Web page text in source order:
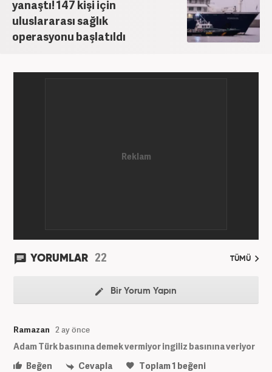
'Gündem Editörü' olarak görevine devam
etmektedir.
yanaştı! 147 kişi için
uluslararası sağlık
operasyonu başlatıldı
YORUMLAR 22 TÜMÜ
Bir Yorum Yapın
Ramazan 2 ay önce
Adam Türk basınına demek vermiyor ingiliz basınına veriyor
Beğen
Cevapla Toplam1 beğeni